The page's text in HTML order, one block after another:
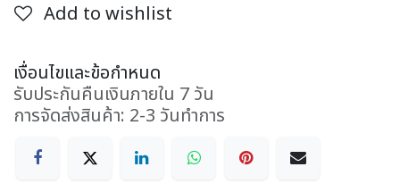
Add to wishlist
เงื่อนไขและข้อกำหนด
รับประกันคืนเงินภายใน 7 วัน
การจัดส่งสินค้า: 2-3 วันทำการ